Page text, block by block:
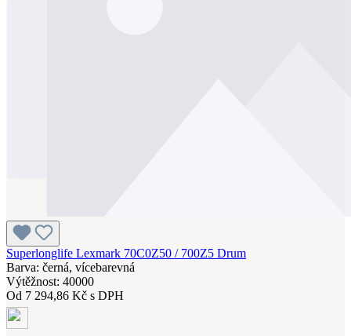
Superlonglife Lexmark 70C0Z50 / 700Z5 Drum
Barva: černá, vícebarevná
Výtěžnost: 40000
Od 7 294,86 Kč s DPH